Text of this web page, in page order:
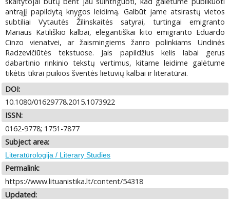
antrąjį papildytą knygos leidimą. Galbūt jame atsirastų vietos
subtiliai Vytautės Žilinskaitės satyrai, turtingai emigranto
Mariaus Katiliškio kalbai, elegantiškai kito emigranto Eduardo
Cinzo vienatvei, ar žaismingiems žanro polinkiams Undinės
Radzevičiūtės tekstuose. Jais papildžius kelis labai gerus
dabartinio rinkinio tekstų vertimus, kitame leidime galėtume
tikėtis tikrai puikios šventės lietuvių kalbai ir literatūrai.
DOI:
10.1080/01629778.2015.1073922
ISSN:
0162-9778; 1751-7877
Subject area:
Literatūrologija / Literary Studies
Permalink:
https://www.lituanistika.lt/content/54318
Updated: